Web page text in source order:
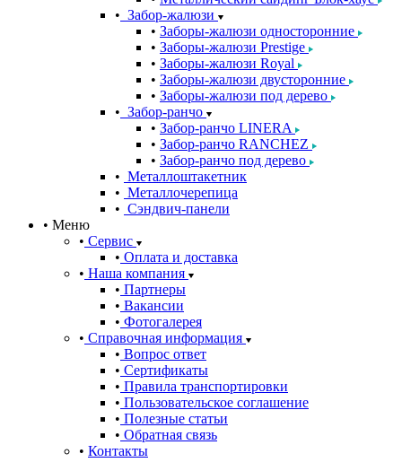
Забор-жалюзи
Заборы-жалюзи односторонние
Заборы-жалюзи Prestige
Заборы-жалюзи Royal
Заборы-жалюзи двусторонние
Заборы-жалюзи под дерево
Забор-ранчо
Забор-ранчо LINERA
Забор-ранчо RANCHEZ
Забор-ранчо под дерево
Металлоштакетник
Металлочерепица
Сэндвич-панели
Меню
Сервис
Оплата и доставка
Наша компания
Партнеры
Вакансии
Фотогалерея
Справочная информация
Вопрос ответ
Сертификаты
Правила транспортировки
Пользовательское соглашение
Полезные статьи
Обратная связь
Контакты